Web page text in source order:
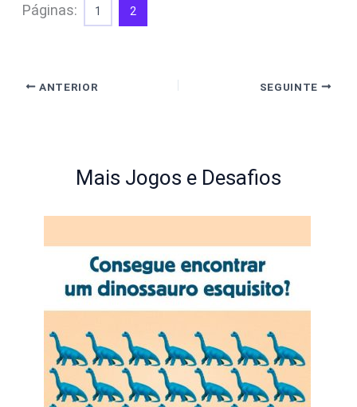
Páginas: 1 2
ANTERIOR SEGUINTE
Mais Jogos e Desafios